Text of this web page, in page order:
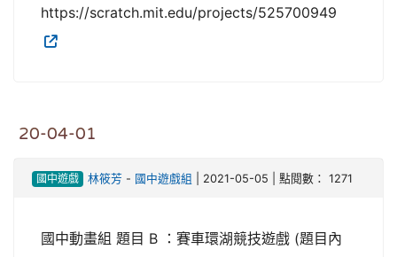
https://scratch.mit.edu/projects/525700949
20-04-01
國中遊戲 林筱芳 - 國中遊戲組 | 2021-05-05 | 點閱數： 1271
國中動畫組 題目 B ：賽車環湖競技遊戲 (題目內